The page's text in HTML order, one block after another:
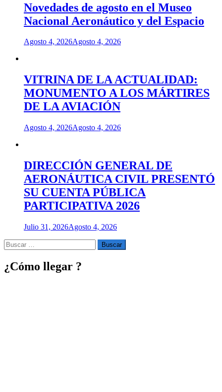
Novedades de agosto en el Museo
Nacional Aeronáutico y del Espacio
Agosto 4, 2026Agosto 4, 2026
VITRINA DE LA ACTUALIDAD:
MONUMENTO A LOS MÁRTIRES
DE LA AVIACIÓN
Agosto 4, 2026Agosto 4, 2026
DIRECCIÓN GENERAL DE
AERONÁUTICA CIVIL PRESENTÓ
SU CUENTA PÚBLICA
PARTICIPATIVA 2026
Julio 31, 2026Agosto 4, 2026
Buscar
por:
¿Cómo llegar ?